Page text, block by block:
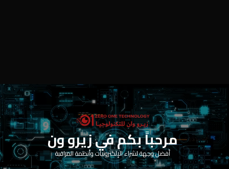
مرحباً بكم في زيرو ون
أفضل وجهة لشراء الإلكترونيات وأنظمة المراقبة